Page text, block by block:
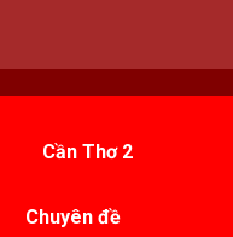
Cần Thơ 2
Chuyên đề